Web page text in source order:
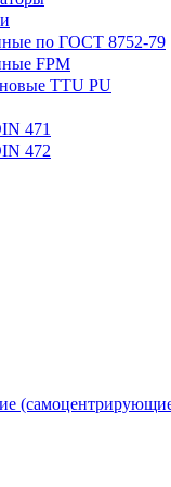
по ГОСТ 8752-79
FPM
TTU PU
471
472